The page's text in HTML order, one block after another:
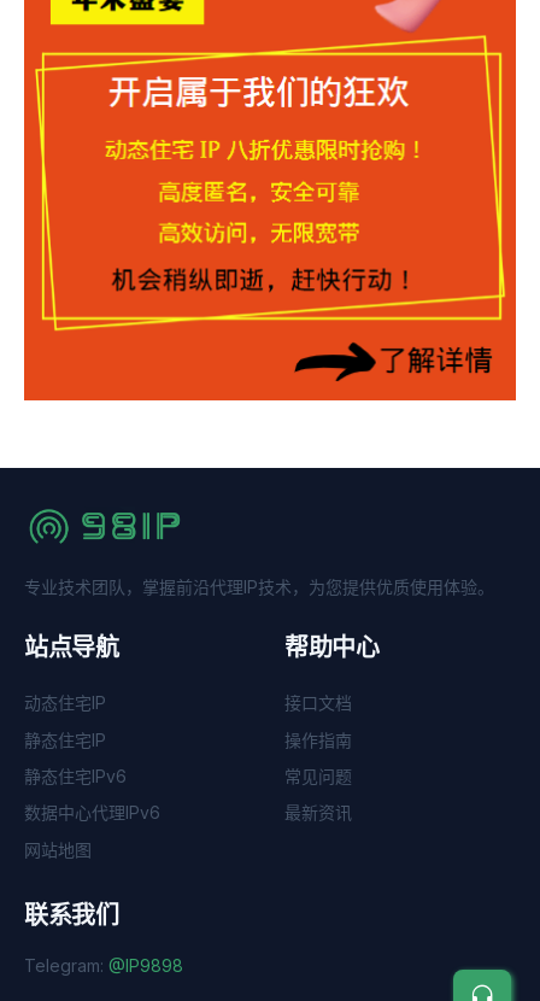
专业技术团队，掌握前沿代理IP技术，为您提供优质使用体验。
站点导航
动态住宅IP
静态住宅IP
静态住宅IPv6
数据中心代理IPv6
网站地图
帮助中心
接口文档
操作指南
常见问题
最新资讯
联系我们
Telegram: @IP9898